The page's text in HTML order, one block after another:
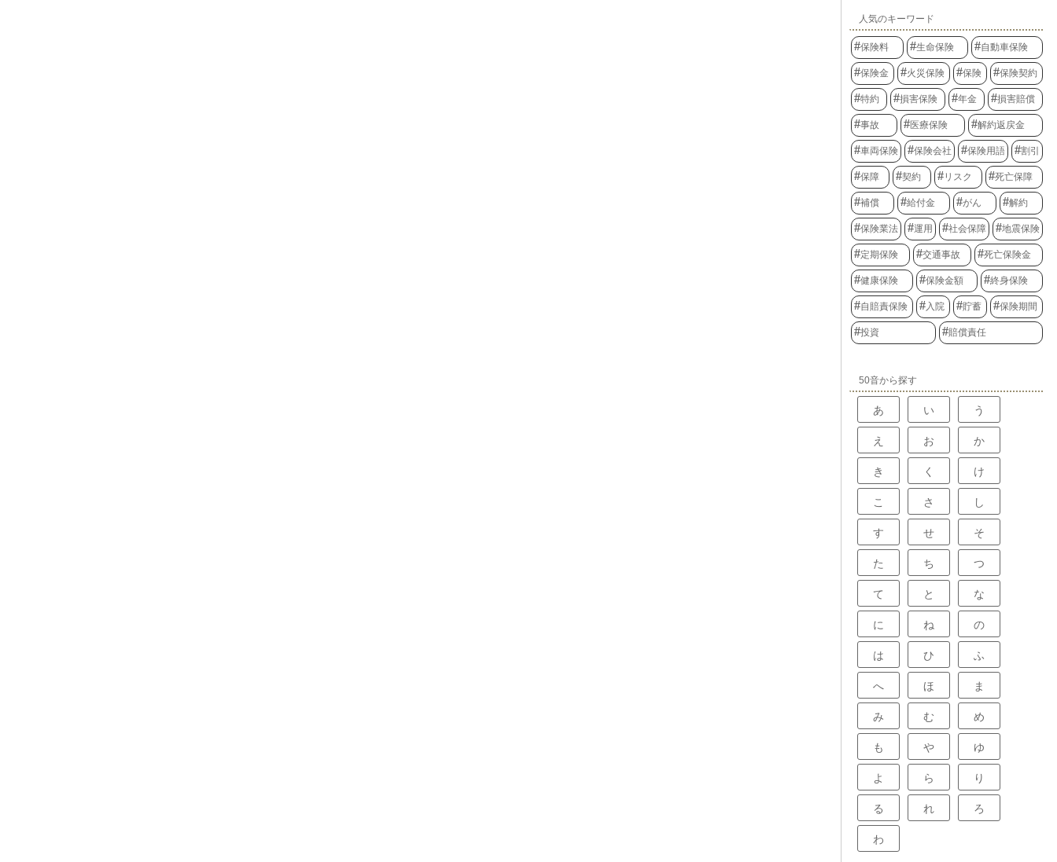
人気のキーワード
保険料 生命保険 自動車保険
保険金 火災保険 保険 保険契約
特約 損害保険 年金 損害賠償
事故 医療保険 解約返戻金
車両保険 保険会社 保険用語 割引
保障 契約 リスク 死亡保障
補償 給付金 がん 解約
保険業法 運用 社会保障 地震保険
定期保険 交通事故 死亡保険金
健康保険 保険金額 終身保険
自賠責保険 入院 貯蓄 保険期間
投資 賠償責任
50音から探す
あ い う
え お か
き く け
こ さ し
す せ そ
た ち つ
て と な
に ね の
は ひ ふ
へ ほ ま
み む め
も や ゆ
よ ら り
る れ ろ
わ